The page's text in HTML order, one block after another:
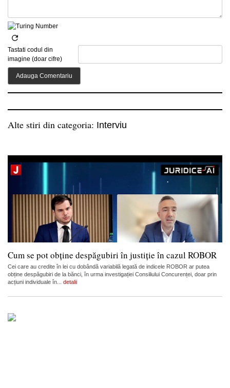
Tastati codul din
imagine (doar cifre)
Alte stiri din categoria: Interviu
Cum se pot obține despăgubiri în justiție în cazul ROBOR
Cei care au credite în lei cu dobândă variabilă legată de indicele ROBOR ar putea
obține despăgubiri de la bănci, în urma investigației Consiliului Concurenței, doar prin
acțiuni individuale în... detalii